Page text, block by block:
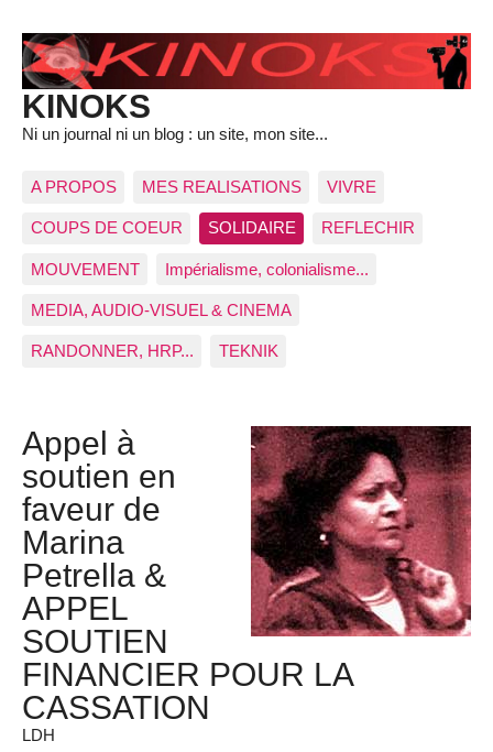
KINOKS
Ni un journal ni un blog : un site, mon site...
A PROPOS MES REALISATIONS VIVRE
COUPS DE COEUR SOLIDAIRE REFLECHIR
MOUVEMENT Impérialisme, colonialisme...
MEDIA, AUDIO-VISUEL & CINEMA
RANDONNER, HRP... TEKNIK
Appel à
soutien en
faveur de
Marina
Petrella &
APPEL
SOUTIEN
FINANCIER POUR LA
CASSATION
LDH